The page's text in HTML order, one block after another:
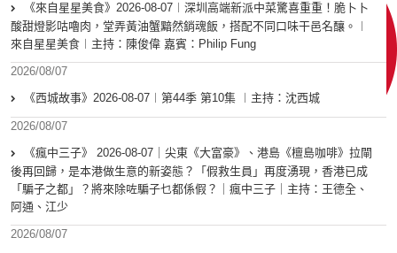
《來自星星美食》2026-08-07︱深圳高端新派中菜驚喜重重！脆卜卜
酸甜燈影咕嚕肉，堂弄黃油蟹黯然銷魂飯，搭配不同口味干邑名釀。︱
來自星星美食︱主持：陳俊偉 嘉賓：Philip Fung
2026/08/07
《西城故事》2026-08-07︱第44季 第10集 ︱主持：沈西城
2026/08/07
《瘋中三子》 2026-08-07｜尖東《大富豪》、港島《檀島咖啡》拉閘
後再回歸，是本港做生意的新姿態？「假救生員」再度湧現，香港已成
「騙子之都」？將來除咗騙子乜都係假？｜瘋中三子｜主持：王德全、
阿通、江少
2026/08/07